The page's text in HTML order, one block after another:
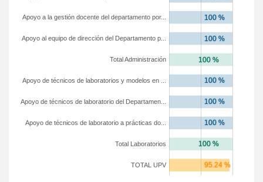
TOTAL UPV
Total Laboratorios
Apoyo de técnicos de laboratorio a prácticas do...
Apoyo de técnicos de laboratorio del Departamen...
Apoyo de técnicos de laboratorios y modelos en ...
Total Administración
Apoyo al equipo de dirección del Departamento p...
Apoyo a la gestión docente del departamento por...